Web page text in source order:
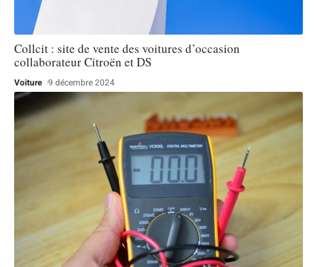
Collcit : site de vente des voitures d’occasion
collaborateur Citroën et DS
Voiture 9 décembre 2024